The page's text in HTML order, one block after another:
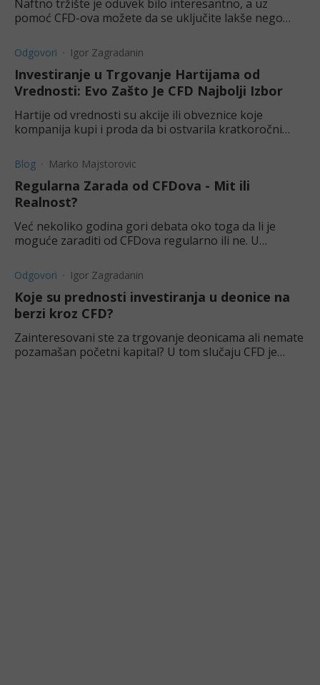
Naftno tržište je oduvek bilo interesantno, a uz
pomoć CFD-ova možete da se uključite lakše nego
naftom.
Odgovori Igor Zagradanin
Investiranje u Trgovanje Hartijama od
Vrednosti: Evo Zašto Je CFD Najbolji Izbor
Hartije od vrednosti su akcije ili obveznice koje
kompanija kupi i proda da bi ostvarila kratkoročni
Blog Marko Majstorovic
Regularna Zarada od CFDova - Mit ili
Realnost?
Već nekoliko godina gori debata oko toga da li je
moguće zaraditi od CFDova regularno ili ne. U
Odgovori Igor Zagradanin
Koje su prednosti investiranja u deonice na
berzi kroz CFD?
Zainteresovani ste za trgovanje deonicama ali nemate
pozamašan početni kapital? U tom slučaju CFD je